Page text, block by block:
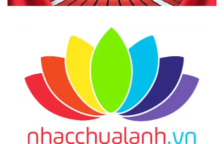
36.Giải Ngộ 07: Về Khổ Đau
Giải Ngộ 09: Về Ý Nghĩa Sự Sống
Giải Ngộ 10: Về Tự Do Ý Chí
Giải Ngộ 11: Về Định Mệnh Và Sự An Bài
41. Giải Ngộ 12: Về Nỗi Sợ Và Sự Tin Tưởng
Nhóm 3: Giải Ngộ Về Tâm Lý - Tinh Thần
Giải Ngộ 13: Về Cái Tôi - Bản Ngã - Ego
44.Giải Ngộ 14: Về Hạnh Phúc